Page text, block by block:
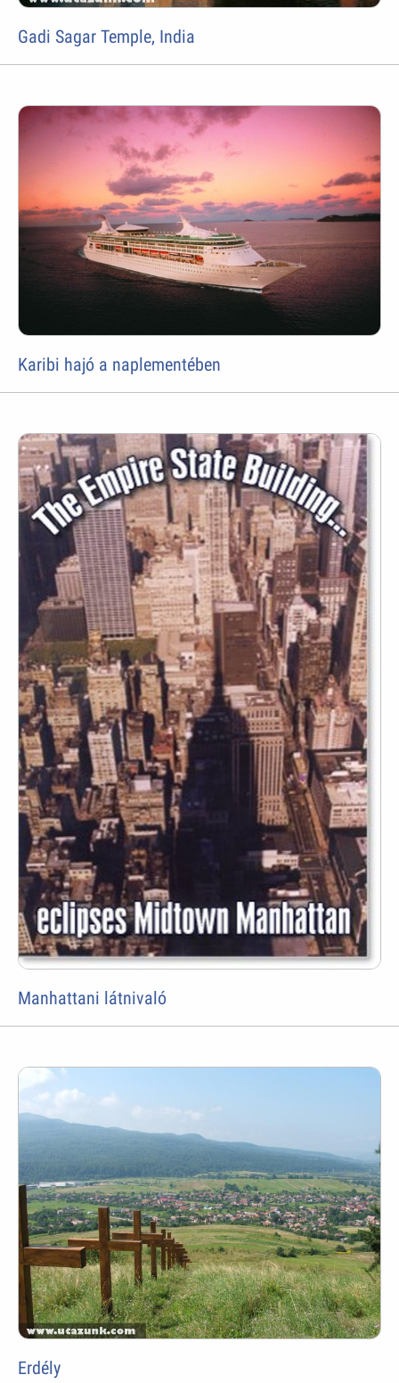
Gadi Sagar Temple, India
Karibi hajó a naplementében
Manhattani látnivaló
Erdély